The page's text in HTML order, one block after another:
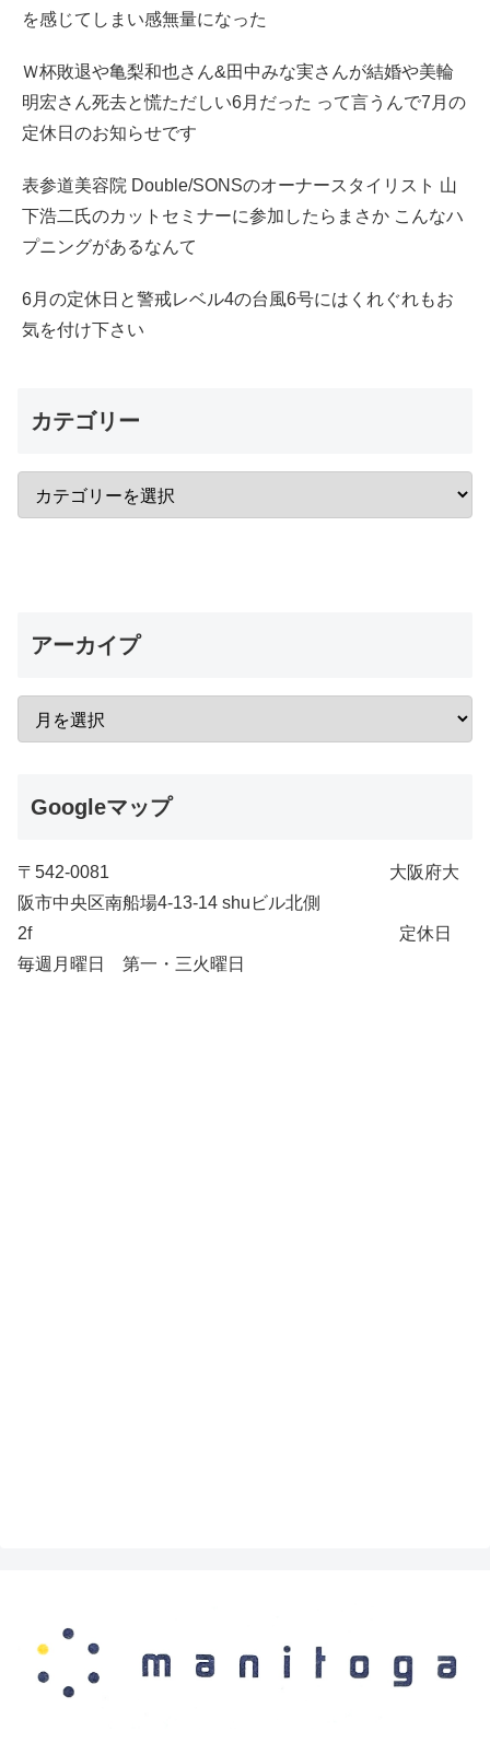
を感じてしまい感無量になった
Ｗ杯敗退や亀梨和也さん&田中みな実さんが結婚や美輪
明宏さん死去と慌ただしい6月だった って言うんで7月の
定休日のお知らせです
表参道美容院 Double/SONSのオーナースタイリスト 山
下浩二氏のカットセミナーに参加したらまさか こんなハ
プニングがあるなんて
6月の定休日と警戒レベル4の台風6号にはくれぐれもお
気を付け下さい
カテゴリー
アーカイプ
Googleマップ
〒542-0081 大阪府大
阪市中央区南船場4-13-14 shuビル北側
2f 定休日
毎週月曜日 第一・三火曜日